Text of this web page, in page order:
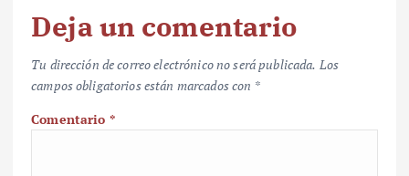
Deja un comentario
Tu dirección de correo electrónico no será publicada. Los
campos obligatorios están marcados con *
Comentario *